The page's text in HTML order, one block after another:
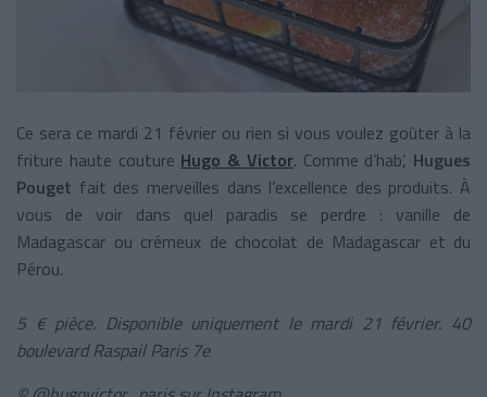
Ce sera ce mardi 21 février ou rien si vous voulez goûter à la
friture haute couture Hugo & Victor. Comme d’hab’, Hugues
Pouget fait des merveilles dans l’excellence des produits. À
vous de voir dans quel paradis se perdre : vanille de
Madagascar ou crémeux de chocolat de Madagascar et du
Pérou.
5 € pièce. Disponible uniquement le mardi 21 février. 40
boulevard Raspail Paris 7e